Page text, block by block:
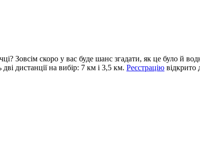
Зовсім скоро у вас буде шанс згадати, як це було й
дистанції на вибір: 7 км і 3,5 км. Реєстрацію відкрито